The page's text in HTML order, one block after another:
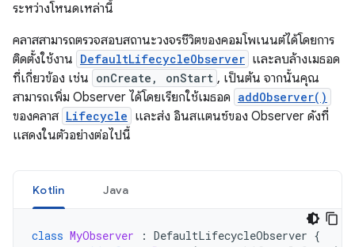
ระหว่างโหนดเหล่านี้
คลาสสามารถตรวจสอบสถานะวงจรชีวิตของคอมโพเนนต์ได้โดยการ
ติดตั้งใช้งาน DefaultLifecycleObserver และลบล้างเมธอด
ที่เกี่ยวข้อง เช่น onCreate, onStart , เป็นต้น จากนั้นคุณ
สามารถเพิ่ม Observer ได้โดยเรียกใช้เมธอด addObserver()
ของคลาส Lifecycle และส่ง อินสแตนซ์ของ Observer ดังที่
แสดงในตัวอย่างต่อไปนี้
Kotlin Java
class MyObserver : DefaultLifecycleObserver {